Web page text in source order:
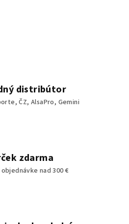
distribútor
ČZ, AlsaPro, Gemini
zdarma
nad 300 €